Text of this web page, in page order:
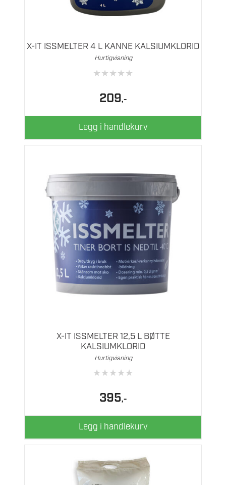
X-IT ISSMELTER 4 L KANNE KALSIUMKLORID
Hurtigvisning
★★★★★
209,-
Legg i handlekurv
X-IT ISSMELTER 12,5 L BØTTE
KALSIUMKLORID
Hurtigvisning
★★★★★
395,-
Legg i handlekurv